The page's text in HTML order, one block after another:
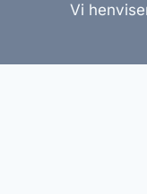
Vi